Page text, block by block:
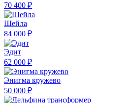
70 400 ₽
Шейла
84 000 ₽
Эдит
62 000 ₽
Энигма кружево
50 000 ₽